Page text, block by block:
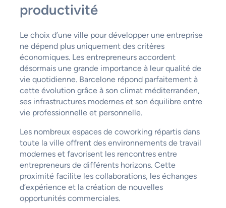
productivité
Le choix d’une ville pour développer une entreprise
ne dépend plus uniquement des critères
économiques. Les entrepreneurs accordent
désormais une grande importance à leur qualité de
vie quotidienne. Barcelone répond parfaitement à
cette évolution grâce à son climat méditerranéen,
ses infrastructures modernes et son équilibre entre
vie professionnelle et personnelle.
Les nombreux espaces de coworking répartis dans
toute la ville offrent des environnements de travail
modernes et favorisent les rencontres entre
entrepreneurs de différents horizons. Cette
proximité facilite les collaborations, les échanges
d’expérience et la création de nouvelles
opportunités commerciales.